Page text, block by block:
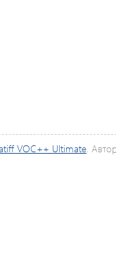
VOC++ Ultimate.